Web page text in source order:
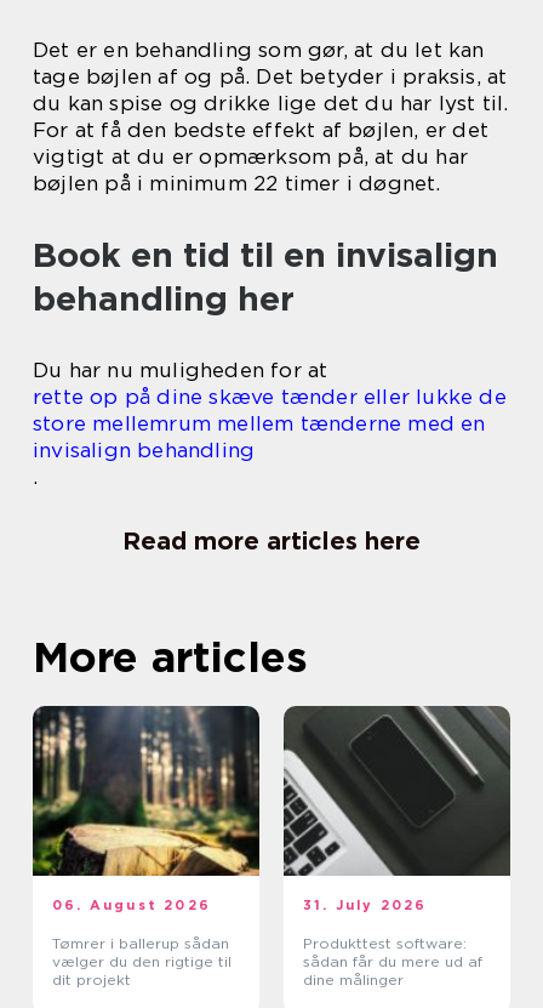
Det er en behandling som gør, at du let kan
tage bøjlen af og på. Det betyder i praksis, at
du kan spise og drikke lige det du har lyst til.
For at få den bedste effekt af bøjlen, er det
vigtigt at du er opmærksom på, at du har
bøjlen på i minimum 22 timer i døgnet.
Book en tid til en invisalign
behandling her
Du har nu muligheden for at
rette op på dine skæve tænder eller lukke de
store mellemrum mellem tænderne med en
invisalign behandling
.
Read more articles here
More articles
06. August 2026
Tømrer i ballerup sådan
vælger du den rigtige til
dit projekt
31. July 2026
Produkttest software:
sådan får du mere ud af
dine målinger